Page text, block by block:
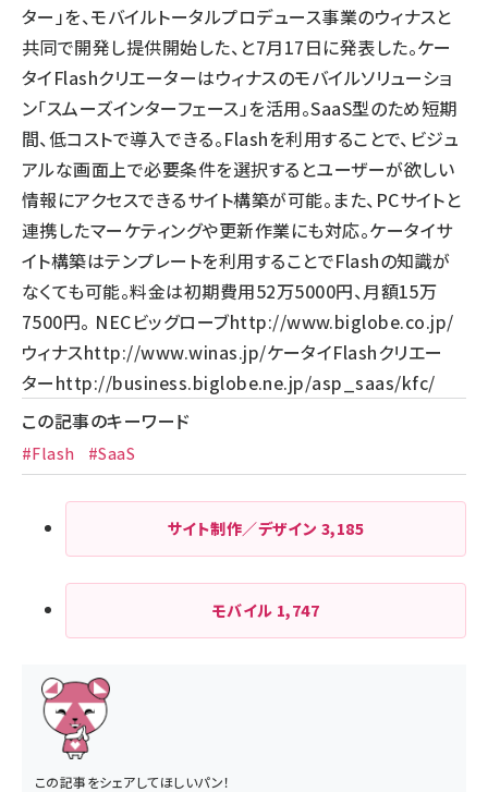
ター」を、モバイルトータルプロデュース事業のウィナスと
共同で開発し提供開始した、と7月17日に発表した。ケー
タイFlashクリエーターはウィナスのモバイルソリューショ
ン「スムーズインターフェース」を活用。SaaS型のため短期
間、低コストで導入できる。Flashを利用することで、ビジュ
アルな画面上で必要条件を選択するとユーザーが欲しい
情報にアクセスできるサイト構築が可能。また、PCサイトと
連携したマーケティングや更新作業にも対応。ケータイサ
イト構築はテンプレートを利用することでFlashの知識が
なくても可能。料金は初期費用52万5000円、月額15万
7500円。 NECビッグローブhttp://www.biglobe.co.jp/
ウィナスhttp://www.winas.jp/ケータイFlashクリエー
ターhttp://business.biglobe.ne.jp/asp_saas/kfc/
この記事のキーワード
#Flash #SaaS
サイト制作／デザイン 3,185
モバイル 1,747
この記事をシェアしてほしいパン！